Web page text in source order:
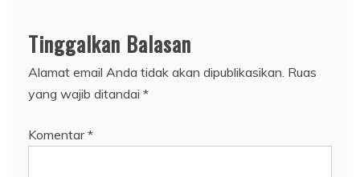
Tinggalkan Balasan
Alamat email Anda tidak akan dipublikasikan. Ruas
yang wajib ditandai *
Komentar*